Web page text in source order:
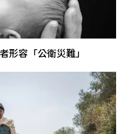
形容「公衛災難」